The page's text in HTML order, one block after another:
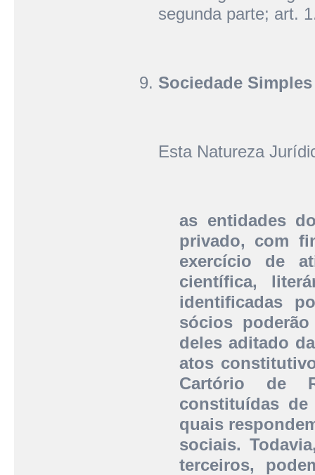
segunda parte; art.
Sociedade
Esta Natureza
as entidades
privado, com
exercício de
científica,
identificadas
sócios
deles aditado
atos
Cartório de
constituídas
quais
sociais.
terceiros,